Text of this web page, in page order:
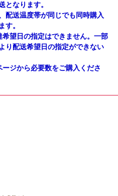
となります。
配送温度帯が同じでも同時購入
す。
望日の指定はできません。一部
り配送希望日の指定ができない
ジから必要数をご購入くださ